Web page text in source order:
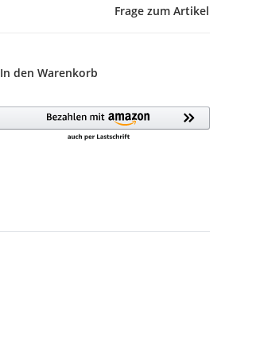
Frage zum Artikel
In den Warenkorb